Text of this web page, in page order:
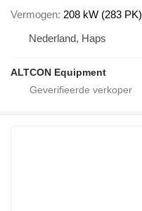
Vermogen 208 kW (283 PK)
Nederland, Haps
ALTCON Equipment